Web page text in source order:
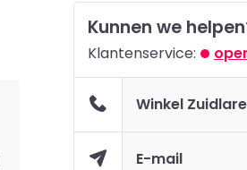
Kunnen we
Klantenservice:
Winkel
E-mail